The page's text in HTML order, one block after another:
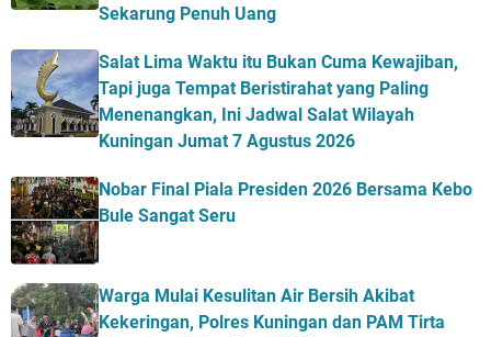
Sekarung Penuh Uang
Salat Lima Waktu itu Bukan Cuma Kewajiban,
Tapi juga Tempat Beristirahat yang Paling
Menenangkan, Ini Jadwal Salat Wilayah
Kuningan Jumat 7 Agustus 2026
Nobar Final Piala Presiden 2026 Bersama Kebo
Bule Sangat Seru
Warga Mulai Kesulitan Air Bersih Akibat
Kekeringan, Polres Kuningan dan PAM Tirta